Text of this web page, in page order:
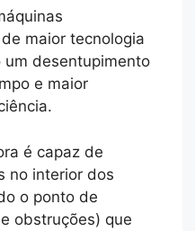
maior tecnologia
desentupimento
e maior
é capaz de
no interior dos
o ponto de
obstruções) que